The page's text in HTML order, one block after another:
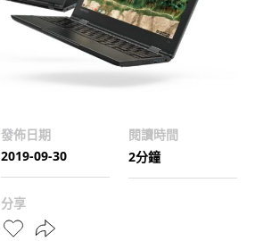
發佈日期
2019-09-30
閱讀時間
2分鐘
分享